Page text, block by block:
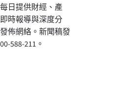
日提供財經、產
時報導與深度分
佈網絡。新聞稿發
588-211。